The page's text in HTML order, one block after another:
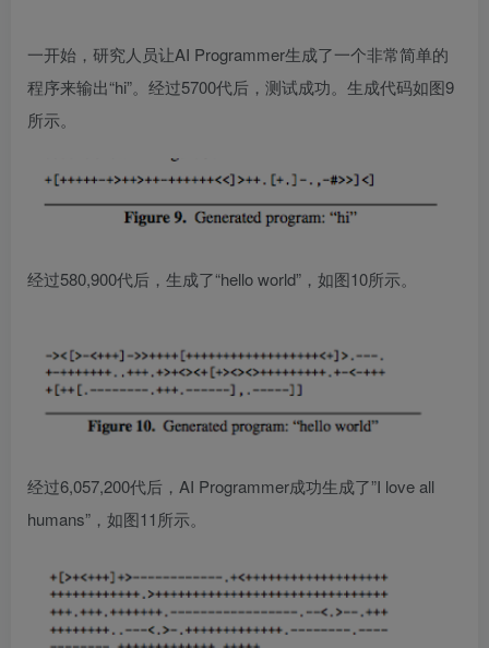
一开始，研究人员让AI Programmer生成了一个非常简单的
程序来输出“hi”。经过5700代后，测试成功。生成代码如图9
所示。
经过580,900代后，生成了“hello world”，如图10所示。
经过6,057,200代后，AI Programmer成功生成了”I love all
humans”，如图11所示。